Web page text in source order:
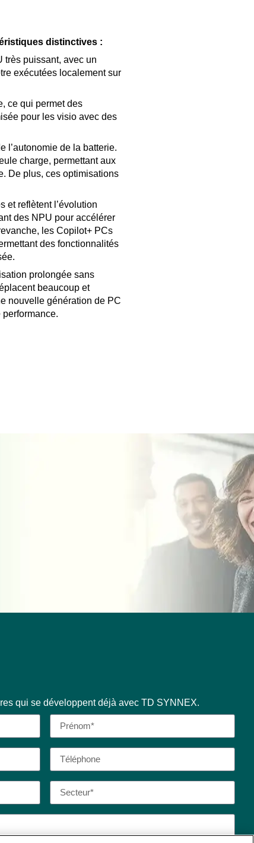
distinctives :
très puissant, avec un
exécutées localement sur
ce qui permet des
pour les visio avec des
l’autonomie de la batterie.
charge, permettant aux
De plus, ces optimisations
et reflètent l’évolution
des NPU pour accélérer
les Copilot+ PCs
des fonctionnalités
prolongée sans
beaucoup et
nouvelle génération de PC
qui se développent déjà avec TD SYNNEX.